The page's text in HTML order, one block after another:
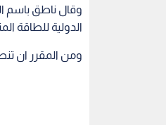
وقال ناطق باسم
الدولية للطاقة
ومن المقرر ان